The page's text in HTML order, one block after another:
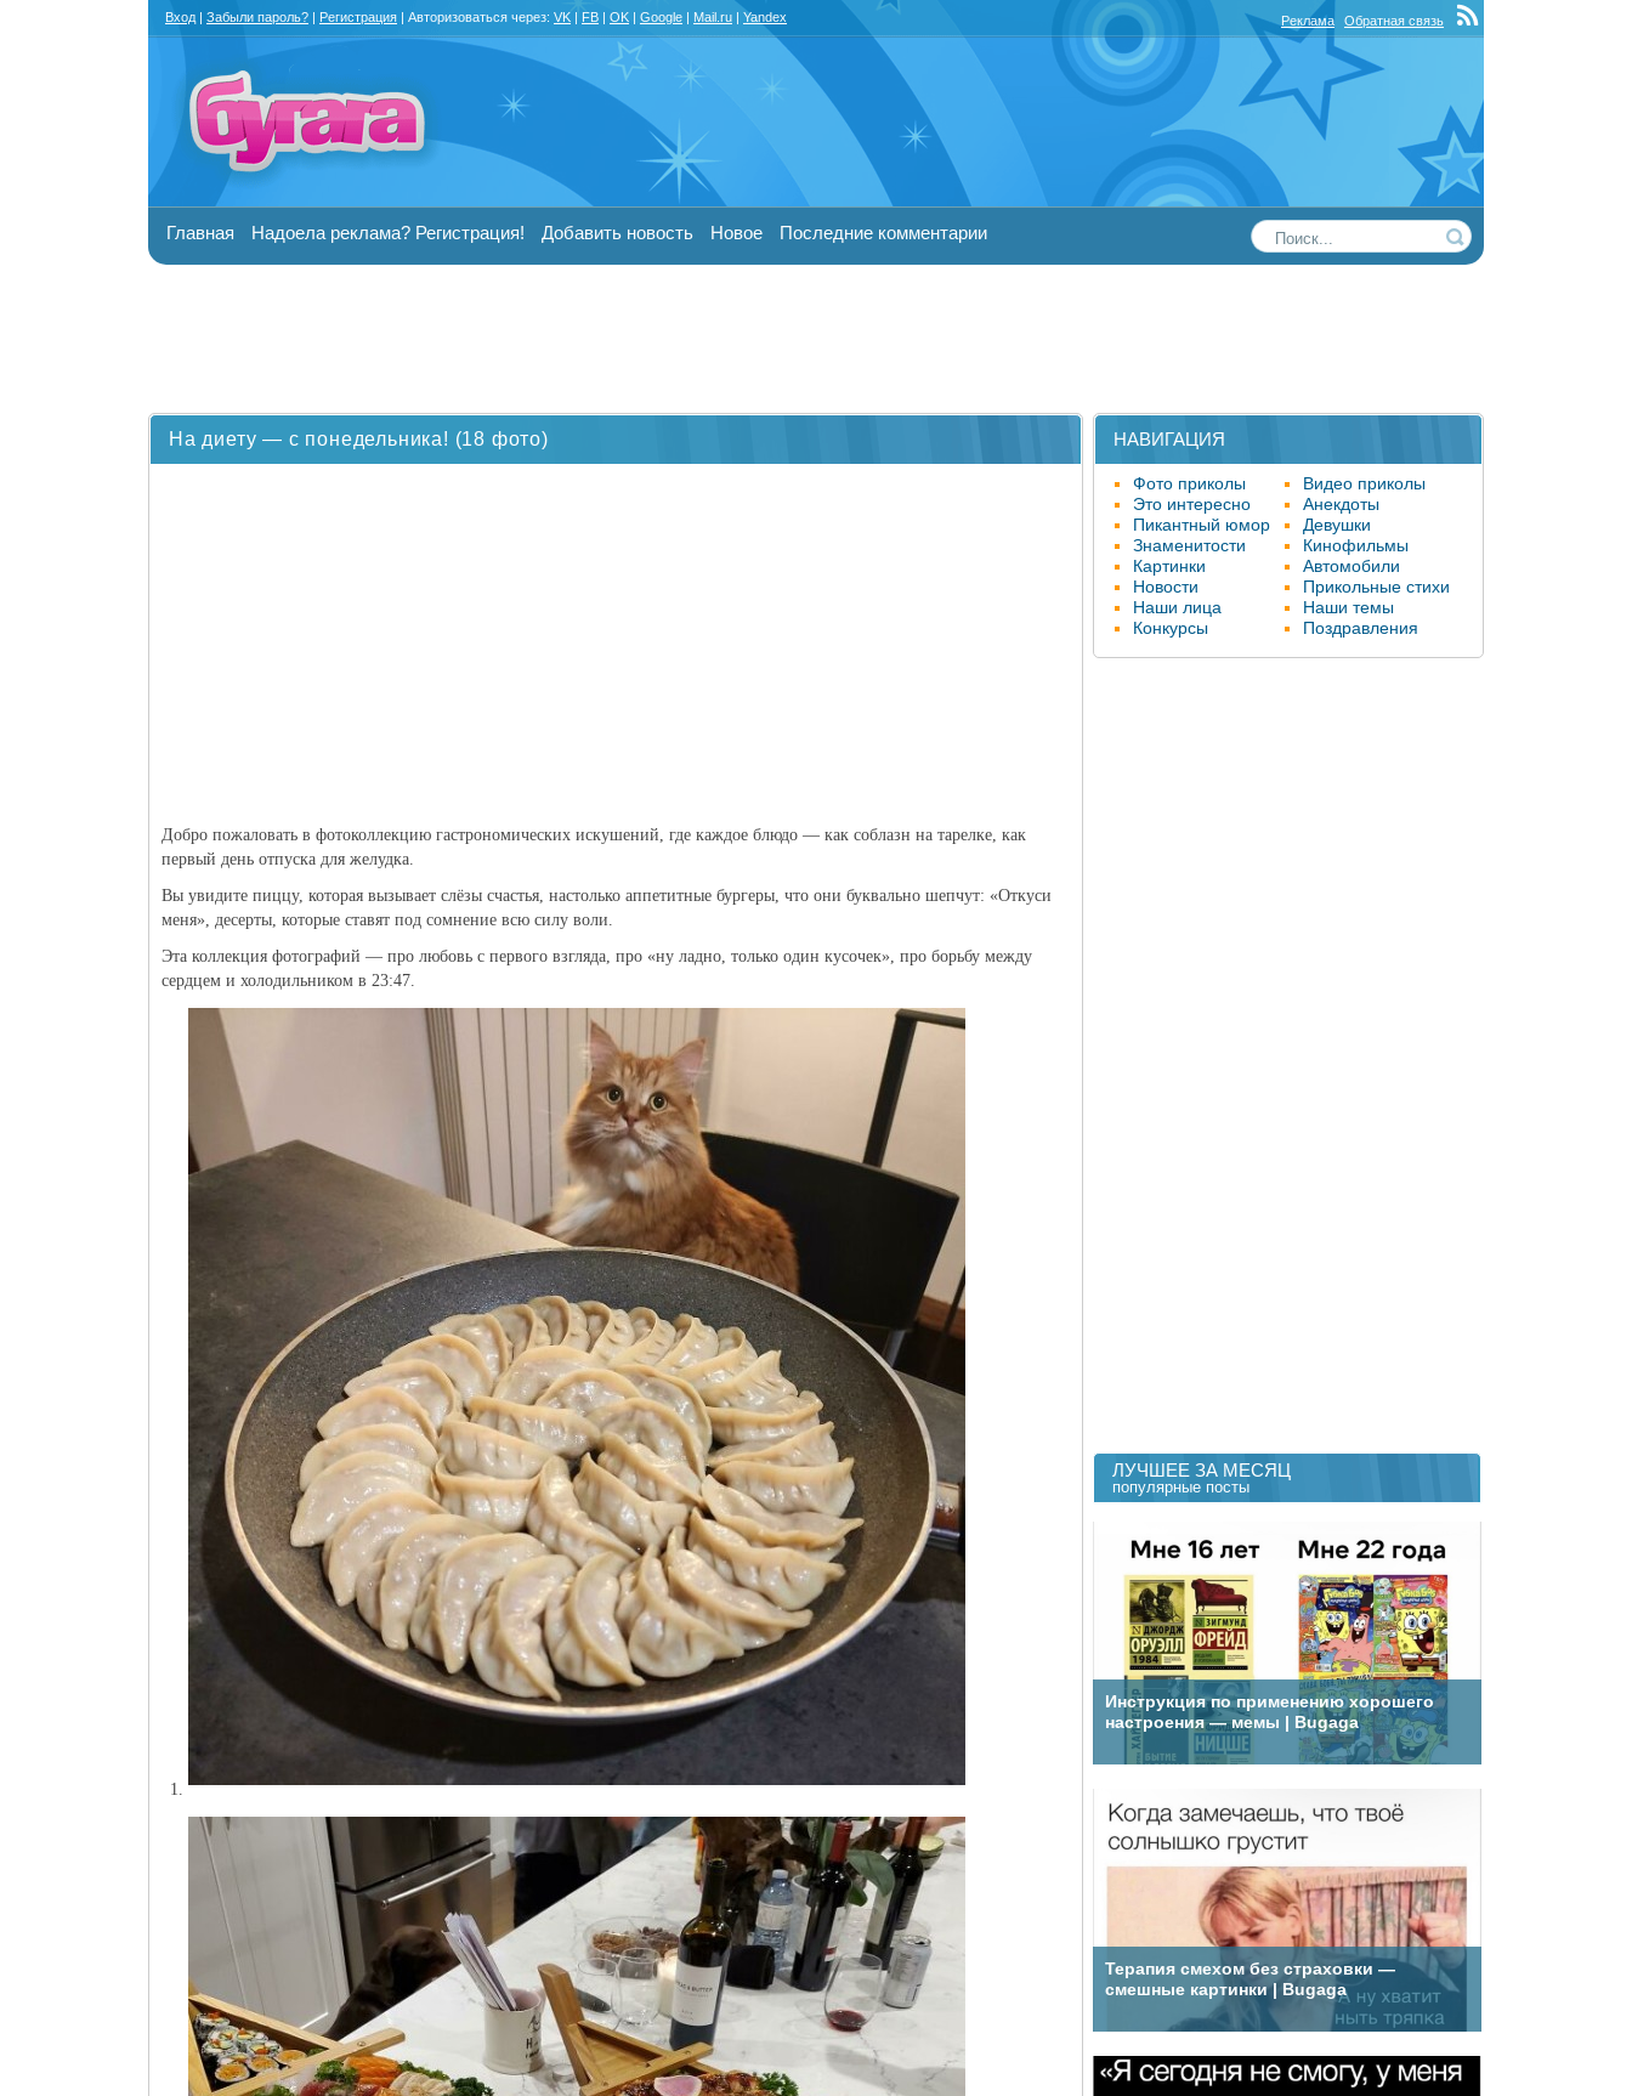
На диету — с понедельника! (18 фото)
Добро пожаловать в фотоколлекцию гастрономических искушений, где каждое блюдо — как соблазн на тарелке, как
первый день отпуска для желудка.
Вы увидите пиццу, которая вызывает слёзы счастья, настолько аппетитные бургеры, что они буквально шепчут: «Откуси
меня», десерты, которые ставят под сомнение всю силу воли.
Эта коллекция фотографий — про любовь с первого взгляда, про «ну ладно, только один кусочек», про борьбу между
сердцем и холодильником в 23:47.
НАВИГАЦИЯ
Фото приколы
Видео приколы
Это интересно
Анекдоты
Пикантный юмор
Девушки
Знаменитости
Кинофильмы
Картинки
Автомобили
Новости
Прикольные стихи
Наши лица
Наши темы
Конкурсы
Поздравления
ЛУЧШЕЕ ЗА МЕСЯЦ
популярные посты
Инструкция по применению хорошего
настроения — мемы | Bugaga
Терапия смехом без страховки —
смешные картинки | Bugaga
Вход | Забыли пароль? | Регистрация | Авторизоваться через: VK | FB | OK | Google | Mail.ru | Yandex Реклама Обратная связь
Главная Надоела реклама? Регистрация! Добавить новость Новое Последние комментарии